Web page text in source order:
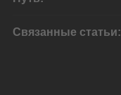
Связанные статьи: